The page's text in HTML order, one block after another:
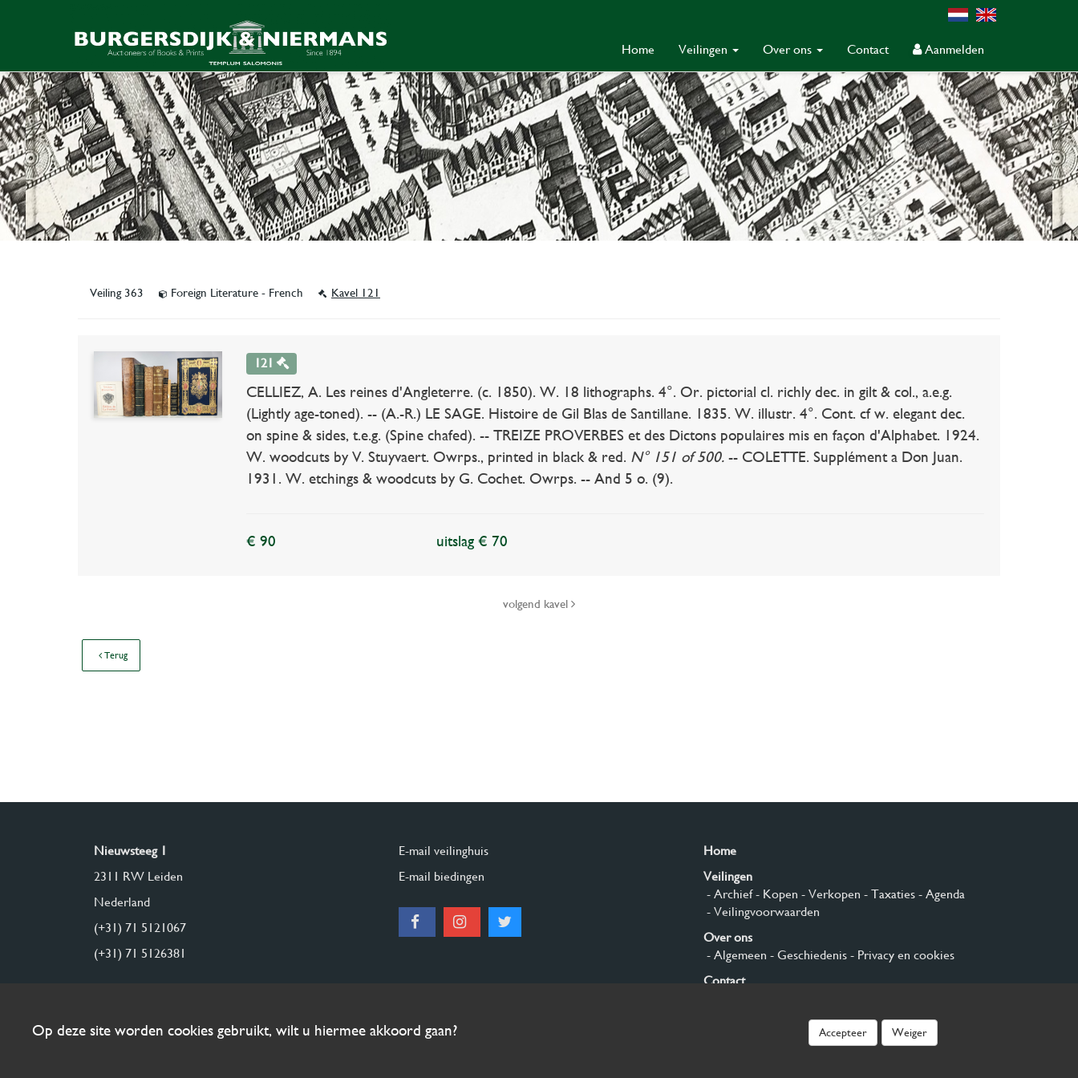
Home Veilingen Over ons Contact Aanmelden
Veiling 363 Foreign Literature - French Kavel 121
121
CELLIEZ, A. Les reines d'Angleterre. (c. 1850). W. 18 lithographs. 4°. Or. pictorial cl. richly dec. in gilt & col., a.e.g.
(Lightly age-toned). -- (A.-R.) LE SAGE. Histoire de Gil Blas de Santillane. 1835. W. illustr. 4°. Cont. cf w. elegant dec.
on spine & sides, t.e.g. (Spine chafed). -- TREIZE PROVERBES et des Dictons populaires mis en façon d'Alphabet. 1924.
W. woodcuts by V. Stuyvaert. Owrps., printed in black & red. N° 151 of 500. -- COLETTE. Supplément a Don Juan.
1931. W. etchings & woodcuts by G. Cochet. Owrps. -- And 5 o. (9).
€ 90 uitslag € 70
volgend kavel
Terug
Nieuwsteeg 1
2311 RW Leiden
Nederland
(+31) 71 5121067
(+31) 71 5126381
E-mail veilinghuis
E-mail biedingen
Home
Veilingen
- Archief- Kopen - Verkopen - Taxaties- Agenda
- Veilingvoorwaarden
Over ons
- Algemeen - Geschiedenis- Privacy en cookies
Contact
Op deze site worden cookies gebruikt, wilt u hiermee akkoord gaan? Accepteer Weiger